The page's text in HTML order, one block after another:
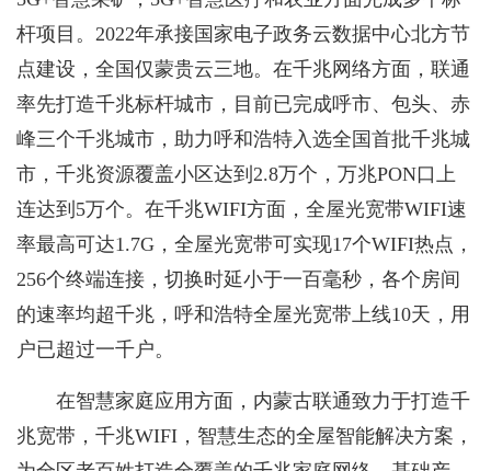
杆项目。2022年承接国家电子政务云数据中心北方节
点建设，全国仅蒙贵云三地。在千兆网络方面，联通
率先打造千兆标杆城市，目前已完成呼市、包头、赤
峰三个千兆城市，助力呼和浩特入选全国首批千兆城
市，千兆资源覆盖小区达到2.8万个，万兆PON口上
连达到5万个。在千兆WIFI方面，全屋光宽带WIFI速
率最高可达1.7G，全屋光宽带可实现17个WIFI热点，
256个终端连接，切换时延小于一百毫秒，各个房间
的速率均超千兆，呼和浩特全屋光宽带上线10天，用
户已超过一千户。
在智慧家庭应用方面，内蒙古联通致力于打造千
兆宽带，千兆WIFI，智慧生态的全屋智能解决方案，